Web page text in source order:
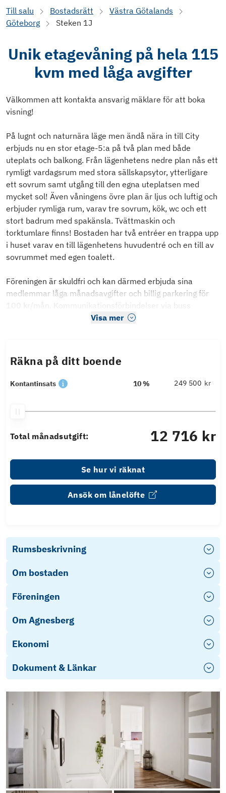
Till salu Bostadsrätt
Västra Götalands
Göteborg
Steken 1J
Unik etagevåning på hela 115
kvm med låga avgifter
Välkommen att kontakta ansvarig mäklare för att boka
visning!
På lugnt och naturnära läge men ändå nära in till City
erbjuds nu en stor etage-5:a på två plan med både
uteplats och balkong. Från lägenhetens nedre plan nås ett
rymligt vardagsrum med stora sällskapsytor, ytterligare
ett sovrum samt utgång till den egna uteplatsen med
mycket sol! Även våningens övre plan är ljus och luftig och
erbjuder rymliga rum, varav tre sovrum, kök, wc och ett
stort badrum med spakänsla. Tvättmaskin och
torktumlare finns! Bostaden har två entréer en trappa upp
i huset varav en till lägenhetens huvudentré och en till av
sovrummet med egen toalett.
Föreningen är skuldfri och kan därmed erbjuda sina
medlemmar låga månadsavgifter och billig parkering för
100 kr/mån. Kommunikationsförbindelser via buss
Visa mer
Räkna på ditt boende
Kontantinsats 10 % kr
Total månadsutgift: 12 716 kr
Se hur vi räknat
Ansök om lånelöfte
Rumsbeskrivning
Om bostaden
Föreningen
Om Agnesberg
Ekonomi
Dokument & Länkar
Årsredovisning 2025
Objektsbeskrivning